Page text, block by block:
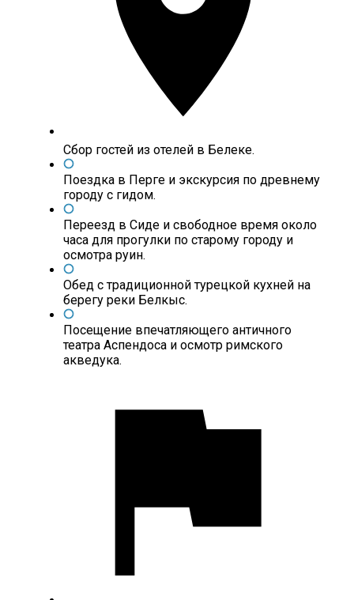
Сбор гостей из отелей в Белеке.
Поездка в Перге и экскурсия по древнему
городу с гидом.
Переезд в Сиде и свободное время около
часа для прогулки по старому городу и
осмотра руин.
Обед с традиционной турецкой кухней на
берегу реки Белкыс.
Посещение впечатляющего античного
театра Аспендоса и осмотр римского
акведука.